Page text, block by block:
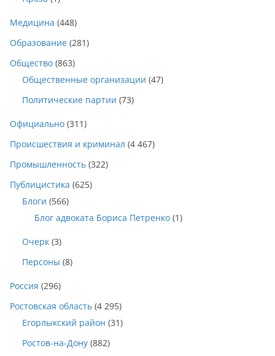
Медицина (448)
Образование (281)
Общество (863)
Общественные организации (47)
Политические партии (73)
Официально (311)
Происшествия и криминал (4 467)
Промышленность (322)
Публицистика (625)
Блоги (566)
Блог адвоката Бориса Петренко (1)
Очерк (3)
Персоны (8)
Россия (296)
Ростовская область (4 295)
Егорлыкский район (31)
Ростов-на-Дону (882)